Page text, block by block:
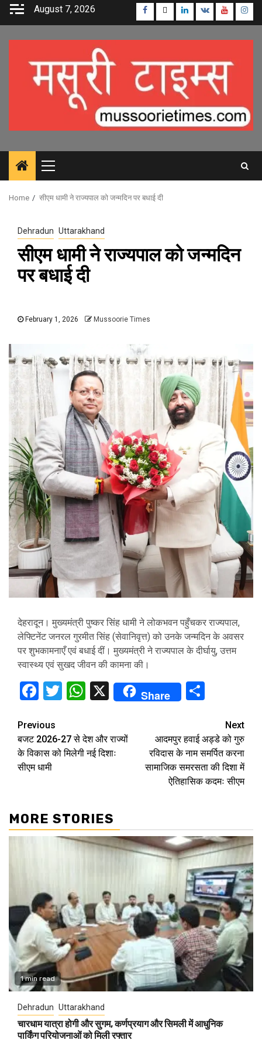
Skip
August 7, 2026 Facebook
TwitterLinkedin
VK Youtube
Primary
Menu
Home सीएम धामी ने राज्यपाल को जन्मदिन पर बधाई दी
Dehradun Uttarakhand
सीएम धामी ने राज्यपाल को जन्मदिन
पर बधाई दी
February 1, 2026 Mussoorie Times
देहरादून। मुख्यमंत्री पुष्कर सिंह धामी ने लोकभवन पहुँचकर राज्यपाल,
लेफ्टिनेंट जनरल गुरमीत सिंह (सेवानिवृत्त) को उनके जन्मदिन के अवसर
पर शुभकामनाएँ एवं बधाई दीं। मुख्यमंत्री ने राज्यपाल के दीर्घायु, उत्तम
स्वास्थ्य एवं सुखद जीवन की कामना की।
Facebook
TwitterWhatsApp
X Share
Continue
Reading
Previous
बजट 2026-27 से देश और राज्यों
के विकास को मिलेगी नई दिशाः
सीएम धामी
Next
आदमपुर हवाई अड्डे को गुरु
रविदास के नाम समर्पित करना
सामाजिक समरसता की दिशा में
ऐतिहासिक कदमः सीएम
MORE STORIES
1 min read
Dehradun Uttarakhand
चारधाम यात्रा होगी और सुगम, कर्णप्रयाग और सिमली में आधुनिक
पार्किंग परियोजनाओं को मिली रफ्तार